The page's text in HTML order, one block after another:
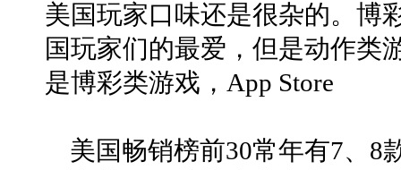
美国玩家口味还是很杂的。博
国玩家们的最爱，但是动作类
是博彩类游戏，App Store
美国畅销榜前30常年有7、8